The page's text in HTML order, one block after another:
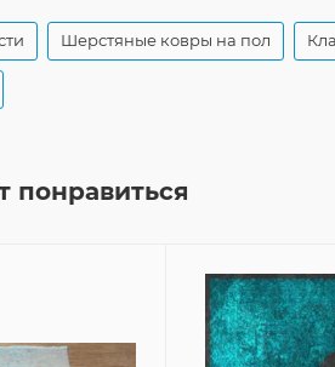
Шерстяные ковры на пол
понравиться